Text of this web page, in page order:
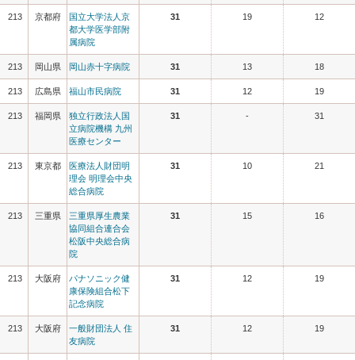
213 京都府
国立大学法人京
都大学医学部附
属病院
31 19 12
213 岡山県 岡山赤十字病院 31 13 18
213 広島県 福山市民病院 31 12 19
213 福岡県
独立行政法人国
立病院機構 九州
医療センター
31 - 31
213 東京都
医療法人財団明
理会 明理会中央
総合病院
31 10 21
213 三重県
三重県厚生農業
協同組合連合会
松阪中央総合病
院
31 15 16
213 大阪府
パナソニック健
康保険組合松下
記念病院
31 12 19
213 大阪府
一般財団法人 住
友病院
31 12 19